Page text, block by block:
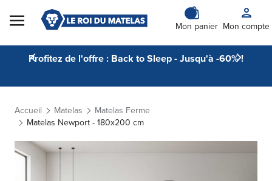
Skip to Content
Mon panier Mon compte
Profitez de l'offre : Back to Sleep - Jusqu'à -60% !
Accueil Matelas
Matelas Ferme
Matelas Newport - 180x200 cm